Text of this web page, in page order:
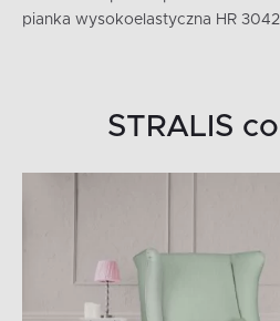
pianka wysokoelastyczna HR
STRALIS